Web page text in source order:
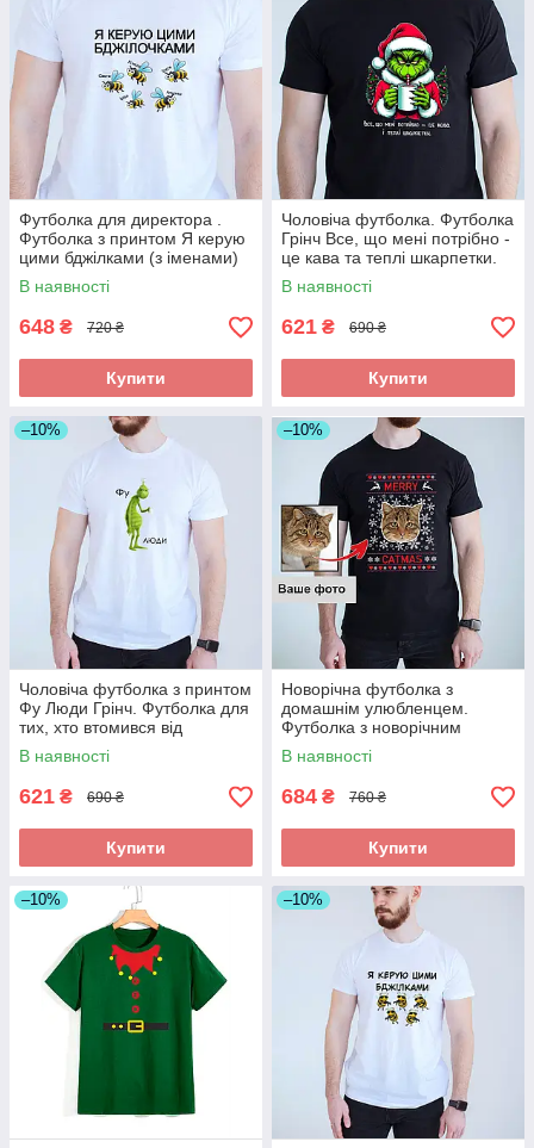
Футболка для директора .
Футболка з принтом Я керую
цими бджілками (з іменами)
В наявності
648 ₴ 720 ₴
Купити
Чоловіча футболка. Футболка
Грінч Все, що мені потрібно -
це кава та теплі шкарпетки.
Футболка з новорічним при
В наявності
621 ₴ 690 ₴
Купити
–10%
Чоловіча футболка з принтом
Фу Люди Грінч. Футболка для
тих, хто втомився від
новорічної метушні
В наявності
621 ₴ 690 ₴
Купити
–10%
Новорічна футболка з
домашнім улюбленцем.
Футболка з новорічним
принтом
В наявності
684 ₴ 760 ₴
Купити
–10% –10%